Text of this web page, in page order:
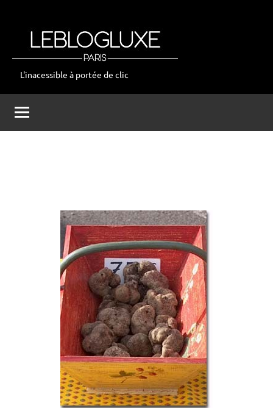
leblogluxe
L'inacessible à portée de clic